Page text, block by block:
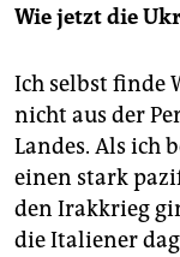
Wie jetzt die
Ich selbst finde
nicht aus der
Landes. Als ich
einen stark
den Irakkrieg
die Italiener